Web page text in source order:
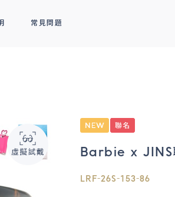
彩色隱形眼鏡
常見問題
Barbie x JINS
LRF-26S-153-86